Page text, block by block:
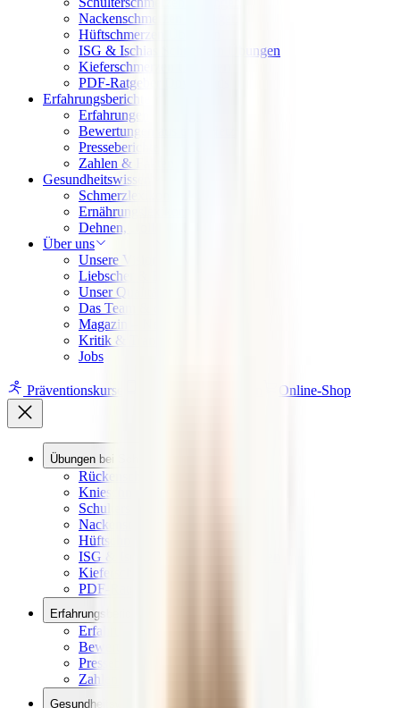
Nackenschmerzen Übungen
Hüftschmerzen Übungen
ISG & Ischias Schmerzen Übungen
Kieferschmerzen Übungen
PDF-Ratgeber Downloads
Erfahrungsberichte
Erfahrungen
Bewertungen aus dem Netz
Presseberichte
Zahlen & Fakten
Gesundheitswissen
Schmerzlexikon
Ernährungslexikon
Dehnen, Rollen, Drücken
Über uns
Unsere Vision
Liebscher & Bracht Übungen
Unser Qualitätsversprechen
Das Team & die Familie
Magazin – News & Stories
Kritik & Transparenz
Jobs
Präventionskurse Online-Shop
Übungen bei Schmerzen
Rückenschmerzen Übungen
Knieschmerzen Übungen
Schulterschmerzen Übungen
Nackenschmerzen Übungen
Hüftschmerzen Übungen
ISG & Ischias Schmerzen Übungen
Kieferschmerzen Übungen
PDF-Ratgeber Downloads
Erfahrungsberichte
Erfahrungen
Bewertungen aus dem Netz
Presseberichte
Zahlen & Fakten
Gesundheitswissen